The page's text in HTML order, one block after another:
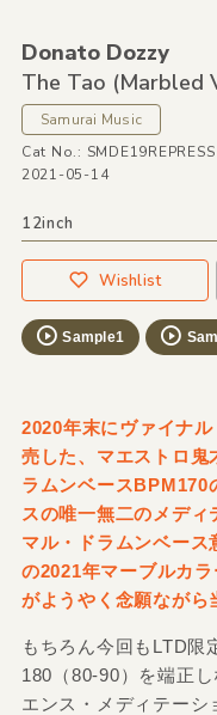
Donato Dozzy
The Tao (Marbled
Samurai Music
Cat No.: SMDE19REPRESS
2021-05-14
12inch
Wishlist
Sample1
2020年末にヴァイナ
売した、マエストロ
ラムンベースBPM170
スの唯一無二のメデ
マル・ドラムンベース
の2021年マーブルカ
がようやく念願ながら
もちろん今回もLTD限
180（80-90）を端正
エンス・メディテーシ